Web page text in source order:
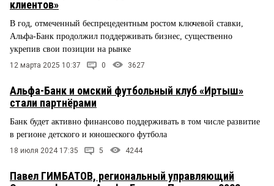
клиентов»
В год, отмеченный беспрецедентным ростом ключевой ставки,
Альфа-Банк продолжил поддерживать бизнес, существенно
укрепив свои позиции на рынке
12 марта 2025 10:37 0 3627
Альфа-Банк и омский футбольный клуб «Иртыш»
стали партнёрами
Банк будет активно финансово поддерживать в том числе развитие
в регионе детского и юношеского футбола
18 июля 2024 17:35 5 4244
Павел ГИМБАТОВ, региональный управляющий